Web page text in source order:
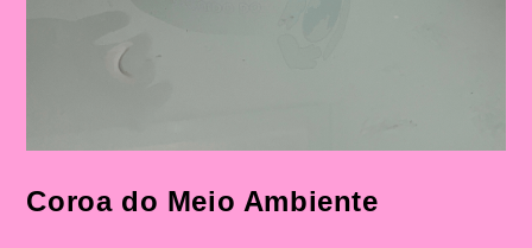
Coroa do Meio Ambiente